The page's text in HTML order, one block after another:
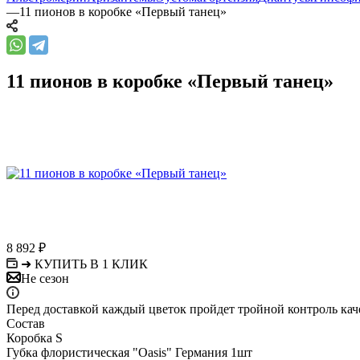
—11 пионов в коробке «Первый танец»
11 пионов в коробке «Первый танец»
8 892 ₽
➜ КУПИТЬ В 1 КЛИК
Не сезон
Перед доставкой каждый цветок пройдет тройной контроль
Состав
Коробка S
Губка флористическая "Oasis" Германия 1шт